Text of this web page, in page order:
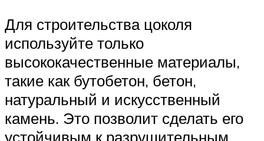
Для строительства цоколя
используйте только
высококачественные материалы,
такие как бутобетон, бетон,
натуральный и искусственный
камень. Это позволит сделать его
устойчивым к разрушительным